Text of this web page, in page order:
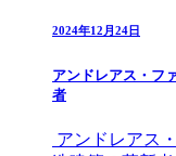
2024年12月24日
アンドレアス・フ
者
アンドレアス